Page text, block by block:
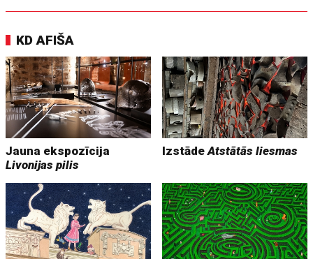
KD AFIŠA
Jauna ekspozīcija
Livonijas pilis
IzstādeAtstātās liesmas